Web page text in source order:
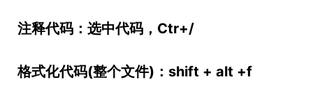
注释代码：选中代码，Ctr+/
格式化代码(整个文件)：shift + alt +f